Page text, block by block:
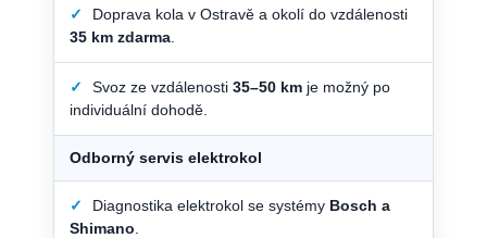
✓
Doprava kola v Ostravě a okolí do vzdálenosti
35 km zdarma
✓ Svoz ze vzdálenosti 35–50 km je možný po
individuální dohodě.
Odborný servis elektrokol
✓ Diagnostika elektrokol se systémy Bosch a
Shimano